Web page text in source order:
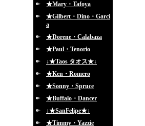
★Mary・Tafoya
★Gilbert・Dino・Garci
a
★Dorene・Calabaza
★Paul・Tenorio
↓★Taos タオス★↓
★Ken・Romero
★Sonny・Spruce
★Buffalo・Dancer
↓★SanFelipe★↓
★Timmy・Yazzie